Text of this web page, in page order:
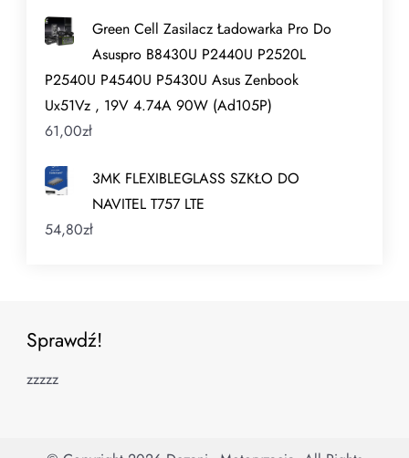
Green Cell Zasilacz Ładowarka Pro Do
Asuspro B8430U P2440U P2520L
P2540U P4540U P5430U Asus Zenbook
Ux51Vz , 19V 4.74A 90W (Ad105P)
61,00zł
3MK FLEXIBLEGLASS SZKŁO DO
NAVITEL T757 LTE
54,80zł
Sprawdź!
zzzzz